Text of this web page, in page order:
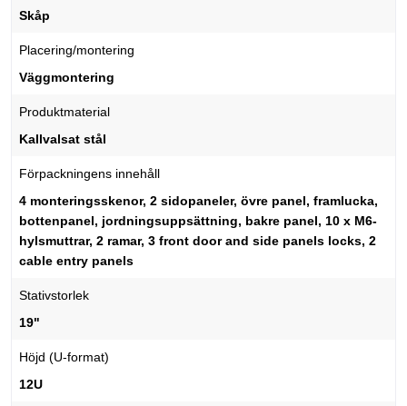
Skåp
Placering/montering
Väggmontering
Produktmaterial
Kallvalsat stål
Förpackningens innehåll
4 monteringsskenor, 2 sidopaneler, övre panel, framlucka,
bottenpanel, jordningsuppsättning, bakre panel, 10 x M6-
hylsmuttrar, 2 ramar, 3 front door and side panels locks, 2
cable entry panels
Stativstorlek
19"
Höjd (U-format)
12U